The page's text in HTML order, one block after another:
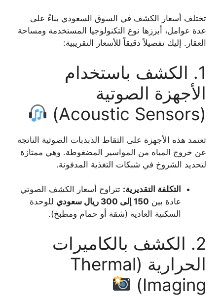
تختلف أسعار الكشف في السوق السعودي بناءً على
عدة عوامل، أبرزها نوع التكنولوجيا المستخدمة ومساحة
العقار. إليك تفصيلاً دقيقاً للأسعار التقريبية:
1. الكشف باستخدام
الأجهزة الصوتية
(Acoustic Sensors)
تعتمد هذه الأجهزة على التقاط الذبذبات الصوتية الناتجة
عن خروج المياه من المواسير المضغوطة. وهي ممتازة
لتحديد الشروخ في شبكات التغذية المدفونة.
التكلفة التقديرية: تتراوح أسعار الكشف الصوتي
عادة بين 150 إلى 300 ريال سعودي
للوحدة
السكنية العادية (شقة أو حمام ومطبخ).
2. الكشف بالكاميرات
الحرارية (Thermal
Imaging)